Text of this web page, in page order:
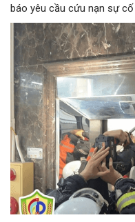
báo yêu cầu cứu nạn sự
hợp kinh doanh tại địa chỉ
Định Công khiến 13 người